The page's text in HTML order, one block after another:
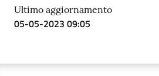
Ultimo aggiornamento
05-05-2023 09:05